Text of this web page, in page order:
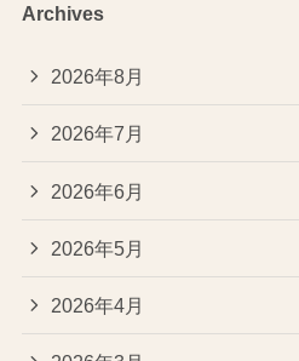
Archives
2026年8月
2026年7月
2026年6月
2026年5月
2026年4月